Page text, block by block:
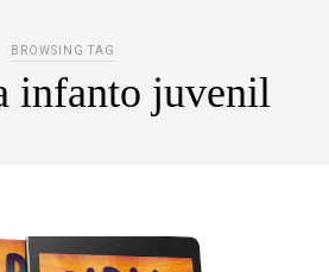
BROWSING TAG
infanto juvenil